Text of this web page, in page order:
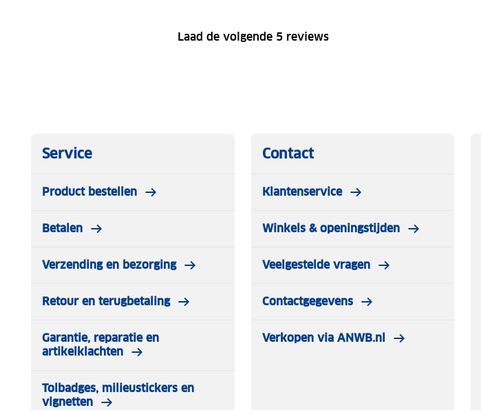
Laad de volgende 5 reviews
Service
Product bestellen
Betalen
Verzending en bezorging
Retour en terugbetaling
Garantie, reparatie en
artikelklachten
Tolbadges, milieustickers en
vignetten
Contact
Klantenservice
Winkels & openingstijden
Veelgestelde vragen
Contactgegevens
Verkopen via ANWB.nl